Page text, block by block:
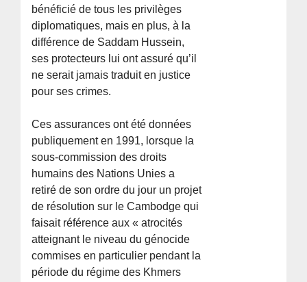
bénéficié de tous les privilèges
diplomatiques, mais en plus, à la
différence de Saddam Hussein,
ses protecteurs lui ont assuré qu’il
ne serait jamais traduit en justice
pour ses crimes.
Ces assurances ont été données
publiquement en 1991, lorsque la
sous-commission des droits
humains des Nations Unies a
retiré de son ordre du jour un projet
de résolution sur le Cambodge qui
faisait référence aux « atrocités
atteignant le niveau du génocide
commises en particulier pendant la
période du régime des Khmers